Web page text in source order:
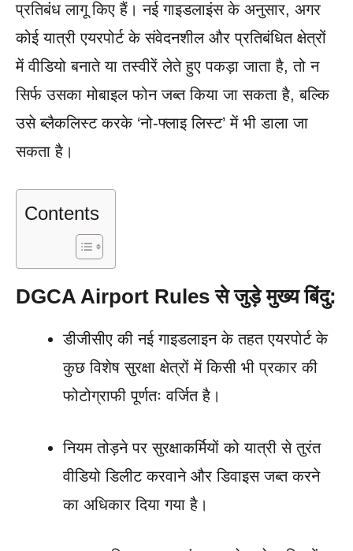
प्रतिबंध लागू किए हैं। नई गाइडलाइंस के अनुसार, अगर
कोई यात्री एयरपोर्ट के संवेदनशील और प्रतिबंधित क्षेत्रों
में वीडियो बनाते या तस्वीरें लेते हुए पकड़ा जाता है, तो न
सिर्फ उसका मोबाइल फोन जब्त किया जा सकता है, बल्कि
उसे ब्लैकलिस्ट करके ‘नो-फ्लाइ लिस्ट’ में भी डाला जा
सकता है।
Contents
DGCA Airport Rules से जुड़े मुख्य बिंदु:
डीजीसीए की नई गाइडलाइन के तहत एयरपोर्ट के
कुछ विशेष सुरक्षा क्षेत्रों में किसी भी प्रकार की
फोटोग्राफी पूर्णतः वर्जित है।
नियम तोड़ने पर सुरक्षाकर्मियों को यात्री से तुरंत
वीडियो डिलीट करवाने और डिवाइस जब्त करने
का अधिकार दिया गया है।